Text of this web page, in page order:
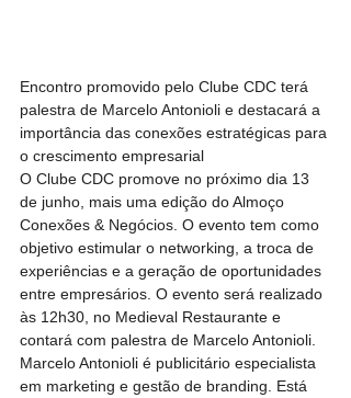
Encontro promovido pelo Clube CDC terá
palestra de Marcelo Antonioli e destacará a
importância das conexões estratégicas para
o crescimento empresarial
O Clube CDC promove no próximo dia 13
de junho, mais uma edição do Almoço
Conexões & Negócios. O evento tem como
objetivo estimular o networking, a troca de
experiências e a geração de oportunidades
entre empresários. O evento será realizado
às 12h30, no Medieval Restaurante e
contará com palestra de Marcelo Antonioli.
Marcelo Antonioli é publicitário especialista
em marketing e gestão de branding. Está